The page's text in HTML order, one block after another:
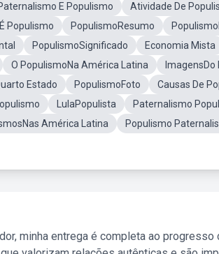
E Populismo
Atividade De
Populismo PopulismoResumo
PopulismoSignificado Economia Mista
O PopulismoNa América Latina
Estado PopulismoFoto Causas De
LulaPopulista
Paternalismo
América Latina Populismo
minha entrega é completa ao